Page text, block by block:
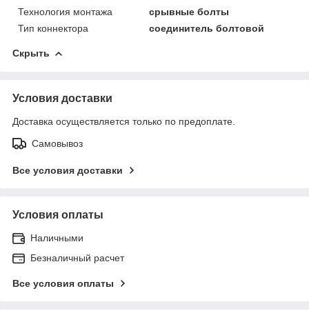
Технология монтажа
срывные болты
Тип коннектора
соединитель болтовой
Скрыть
Условия доставки
Доставка осуществляется только по предоплате.
Самовывоз
Все условия доставки
Условия оплаты
Наличными
Безналичный расчет
Все условия оплаты